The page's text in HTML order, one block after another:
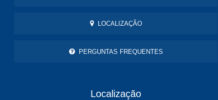
LOCALIZAÇÃO
PERGUNTAS FREQUENTES
Localização